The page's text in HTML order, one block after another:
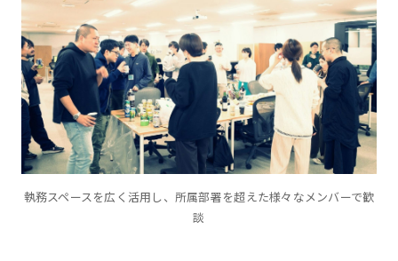
執務スペースを広く活用し、所属部署を超えた様々なメンバーで歓
談